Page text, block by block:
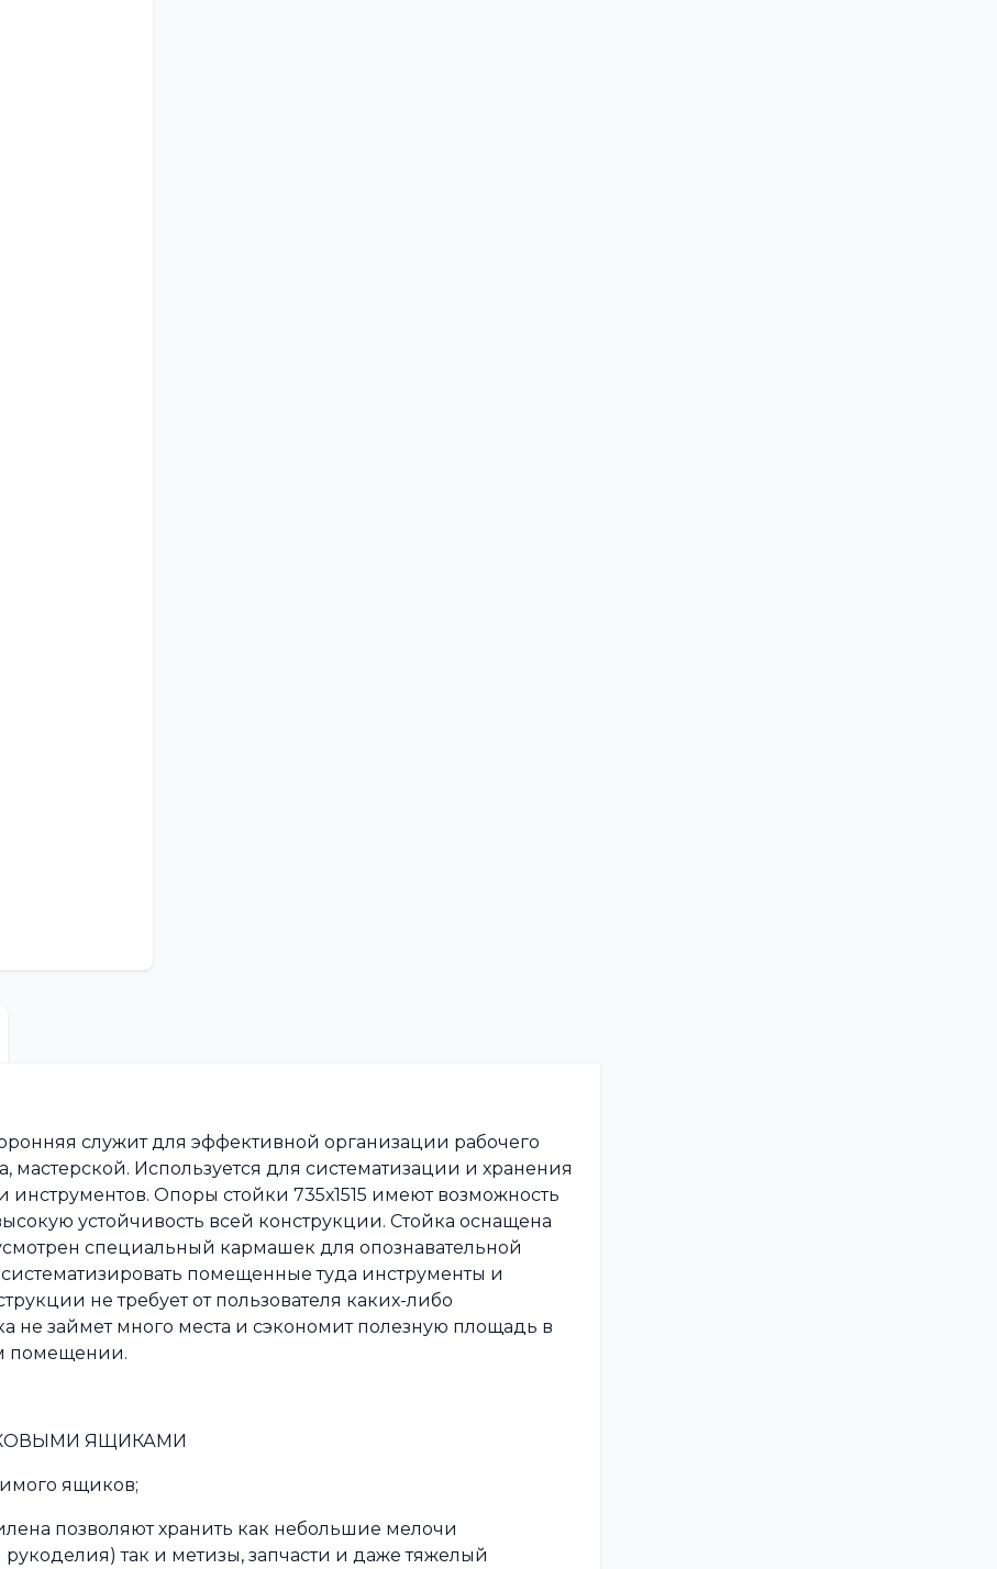
служит для эффективной организации рабочего
мастерской. Используется для систематизации и хранения
Опоры стойки 735х1515 имеют возможность
устойчивость всей конструкции. Стойка оснащена
специальный кармашек для опознавательной
помещенные туда инструменты и
не требует от пользователя каких-либо
не займет много места и сэкономит полезную площадь в
помещении.
ЯЩИКАМИ
ящиков;
позволяют хранить как небольшие мелочи
так и метизы, запчасти и даже тяжелый